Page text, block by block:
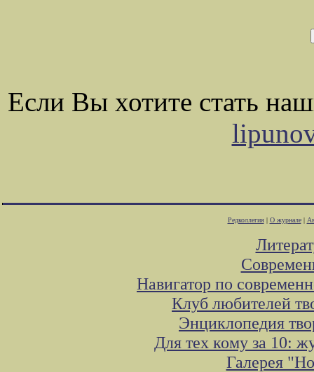
Если Вы хотите стать
Редколлегия| О журнале|
Навигатор по
Клуб любителей
Энциклопедия
Для тех кому за 10:
Галерея